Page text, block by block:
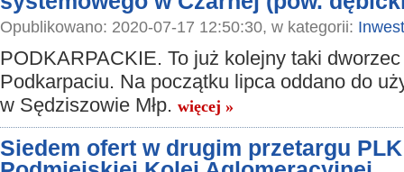
Opublikowano: 2020-07-17 12:50:30, w kategorii:
PODKARPACKIE. To już kolejny taki
Podkarpaciu. Na początku lipca oddano do
w Sędziszowie Młp. więcej »
Siedem ofert w drugim przetargu